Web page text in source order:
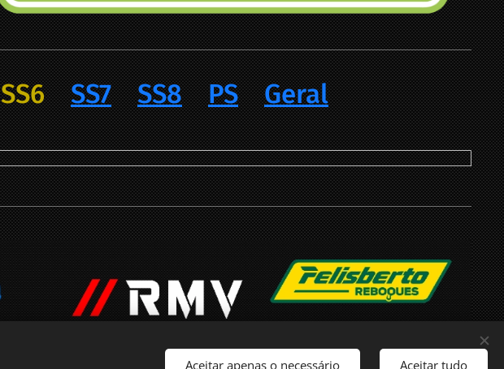
SS6 SS7 SS8 PS Geral
Aceitar apenas o necessário Aceitar tudo